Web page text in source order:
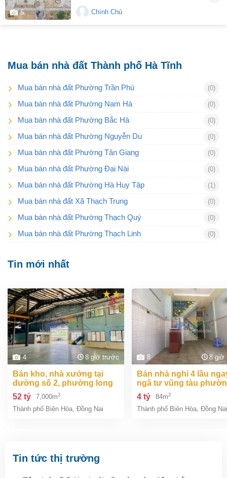
5 Chính Chủ
Mua bán nhà đất Thành phố Hà Tĩnh
Mua bán nhà đất Phường Trần Phú (0)
Mua bán nhà đất Phường Nam Hà (0)
Mua bán nhà đất Phường Bắc Hà (0)
Mua bán nhà đất Phường Nguyễn Du (0)
Mua bán nhà đất Phường Tân Giang (0)
Mua bán nhà đất Phường Đại Nài (0)
Mua bán nhà đất Phường Hà Huy Tập (1)
Mua bán nhà đất Xã Thạch Trung (0)
Mua bán nhà đất Phường Thạch Quý (0)
Mua bán nhà đất Phường Thạch Linh (0)
Tin mới nhất
4 8 giờ trước
bán kho, nhà xưởng tại
đường số 2, phường long
bình, thành phố biên hòa,
đồng nai giá 52 tỷ
52 tỷ 7,000m2
Thành phố Biên Hòa, Đồng Nai
8 8 giờ
bán nhà nghỉ 4 lầu ngay
ngã tư vũng tàu
an bình biên hòa đồng
giá chỉ 4 tỷ
4 tỷ 84m2
Thành phố Biên Hòa, Đồng Nai
Tin tức thị trường